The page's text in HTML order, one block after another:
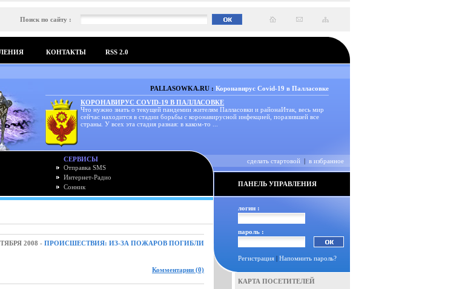
Поиск по сайту :
КОНТАКТЫ RSS 2.0
PALLASOWKA.RU : Коронавирус Covid-19 в Палласовке
КОРОНАВИРУС COVID-19 В ПАЛЛАСОВКЕ
Что нужно знать о текущей пандемии жителям Палласовки и районаИтак, весь мир
сейчас находится в стадии борьбы с коронавирусной инфекцией, поразившей все
страны. У всех эта стадия разная: в каком-то ...
СЕРВИСЫ
Отправка SMS
Интернет-Радио
Сонник
сделать стартовой | в избранное
ПАНЕЛЬ УПРАВЛЕНИЯ
2008 - ПРОИСШЕСТВИЯ: ИЗ-ЗА ПОЖАРОВ ПОГИБЛИ
Комментарии (0)
логин :
пароль :
Регистрация | Напомнить пароль?
КАРТА ПОСЕТИТЕЛЕЙ